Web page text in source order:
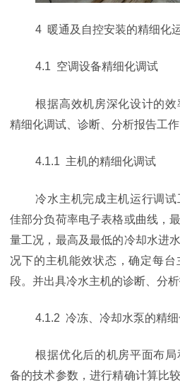
4 暖通及自控安装的精细化
4.1 空调设备精细化调试
根据高效机房深化设计的
精细化调试、诊断、分析报告工作
4.1.1 主机的精细化调试
冷水主机完成主机运行调
佳部分负荷率电子表格或曲线，
量工况，最高及最低的冷却水进
况下的主机能效状态，确定每
段。并出具冷水主机的诊断、分析
4.1.2 冷冻、冷却水泵的精
根据优化后的机房平面布
备的技术参数，进行精确计算比